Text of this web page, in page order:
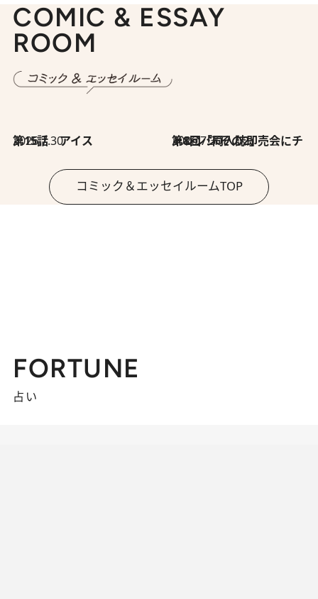
COMIC & ESSAY
ROOM
2026.7.30
第15話 アイス 2026.7.30
第8回「同人誌即売会にチャレンジ その2」
コミック＆エッセイルームTOP
FORTUNE
占い